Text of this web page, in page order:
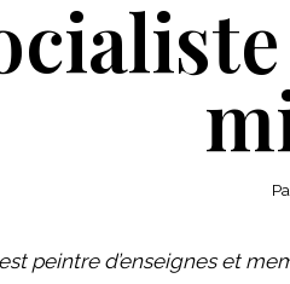
peintre d’enseignes et